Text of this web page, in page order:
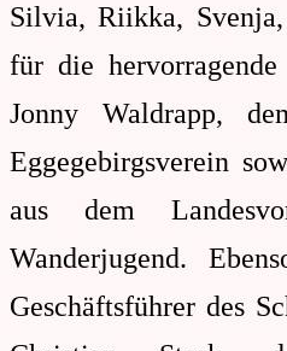
Silvia, Riikka,
für die
Jonny Waldrapp,
Eggegebirgsverein
aus dem
Wanderjugend.
Geschäftsführer des